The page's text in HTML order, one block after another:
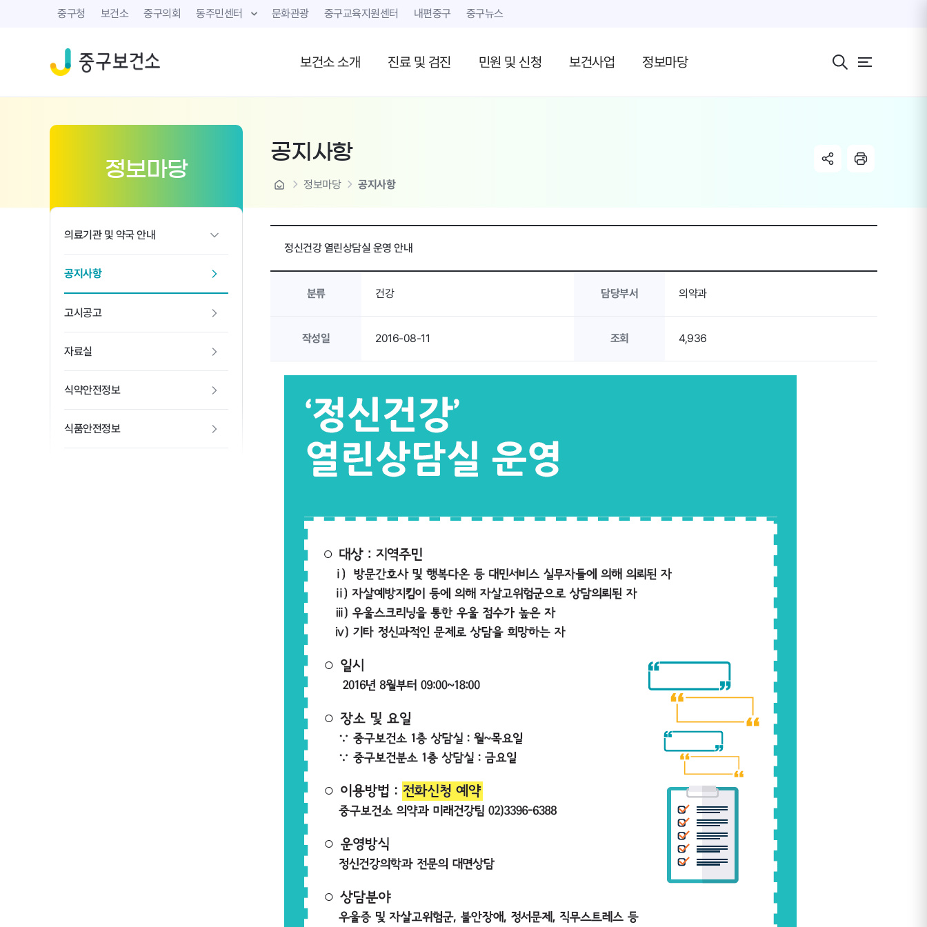
본문 내용 바로가기
중구청 보건소 중구의회 동주민센터 문화관광 중구교육지원센터 내편중구 중구뉴스
보건소 소개 진료 및 검진 민원 및 신청 보건사업 정보마당 전체 메뉴 보기
정보마당
의료기관 및 약국 안내
공지사항
고시공고
자료실
식약안전정보
식품안전정보
공지사항
home 정보마당 공지사항
정신건강 열린상담실 운영 안내
분류 건강 담당부서 의약과
작성일 2016-08-11 조회 4,936